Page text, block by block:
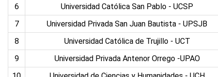
6
Universidad Católica San Pablo - UCSP
7
Universidad Privada San Juan Bautista - UPSJB
8
Universidad Católica de Trujillo - UCT
9
Universidad Privada Antenor Orrego -UPAO